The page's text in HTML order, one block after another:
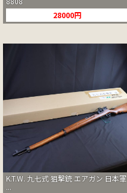
28000円
K.T.W. 九七式 狙撃銃 エアガン 日本軍
...